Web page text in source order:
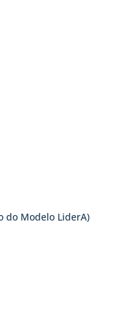
do Modelo LiderA)